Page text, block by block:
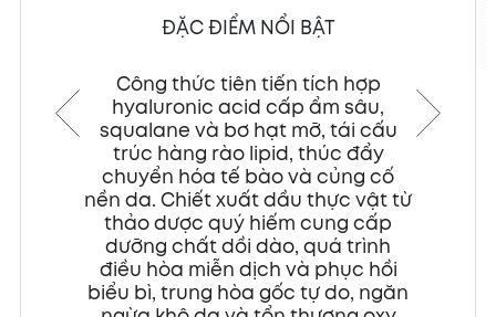
ĐẶC ĐIỂM NỔI BẬT
tích hợp
ẩm sâu,
mỡ, tái cấu
thúc đẩy
và củng cố
thực vật từ
cung cấp
quá trình
và phục hồi
tự do, ngăn
Sản phẩm tạo lớp màn dinh
dưỡng, tối ưu hóa dẫn truyền hoạt
chất trong massage chuyên
nghiệp, nâng cao độ mềm mại,
đàn hồi và sức sống làn da.